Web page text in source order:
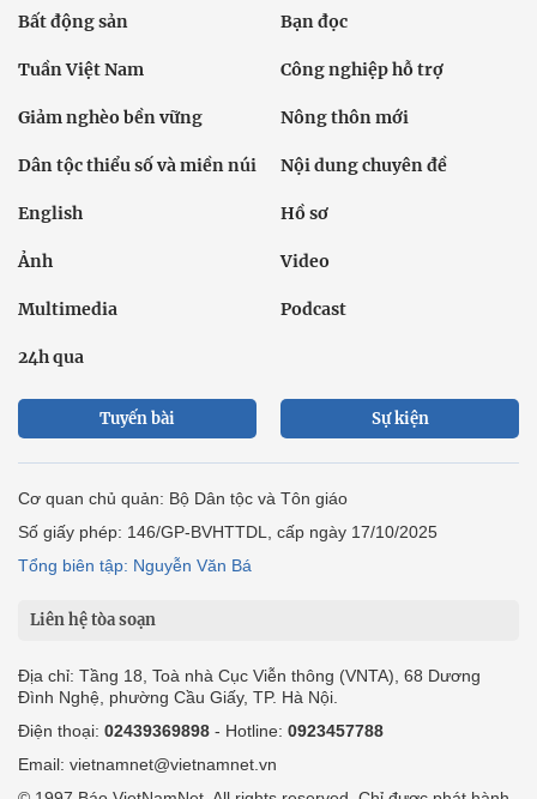
Bất động sản Bạn đọc
Tuần Việt Nam Công nghiệp hỗ trợ
Giảm nghèo bền vững Nông thôn mới
Dân tộc thiểu số và miền núi Nội dung chuyên đề
English Hồ sơ
Ảnh Video
Multimedia Podcast
24h qua
Tuyến bài Sự kiện
Cơ quan chủ quản: Bộ Dân tộc và Tôn giáo
Số giấy phép: 146/GP-BVHTTDL, cấp ngày 17/10/2025
Tổng biên tập: Nguyễn Văn Bá
Liên hệ tòa soạn
Địa chỉ: Tầng 18, Toà nhà Cục Viễn thông (VNTA), 68 Dương
Đình Nghệ, phường Cầu Giấy, TP. Hà Nội.
Điện thoại: 02439369898 - Hotline: 0923457788
Email: vietnamnet@vietnamnet.vn